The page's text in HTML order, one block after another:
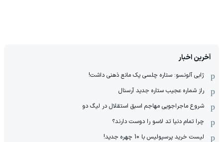
آخرین اخبار
ژابی آلونسو: ستاره چلسی یک مانع ذهنی داشت!
راز شماره عجیب ستاره جدید آرسنال
شروع ماجراجویی مهاجم اسبق استقلال در لیگ دو
چرا تمام دنیا تد لاسو را دوست دارند؟
لیست خرید پرسپولیس با 10 چهره جدید!